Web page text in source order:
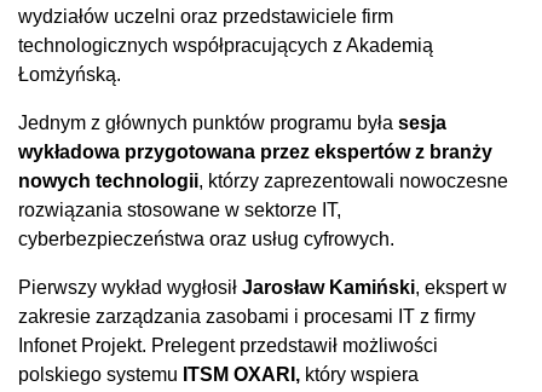
wydziałów uczelni oraz przedstawiciele firm
technologicznych współpracujących z Akademią
Łomżyńską.
Jednym z głównych punktów programu była sesja
wykładowa przygotowana przez ekspertów z branży
nowych technologii, którzy zaprezentowali nowoczesne
rozwiązania stosowane w sektorze IT,
cyberbezpieczeństwa oraz usług cyfrowych.
Pierwszy wykład wygłosił Jarosław Kamiński, ekspert w
zakresie zarządzania zasobami i procesami IT z firmy
Infonet Projekt. Prelegent przedstawił możliwości
polskiego systemu ITSM OXARI, który wspiera